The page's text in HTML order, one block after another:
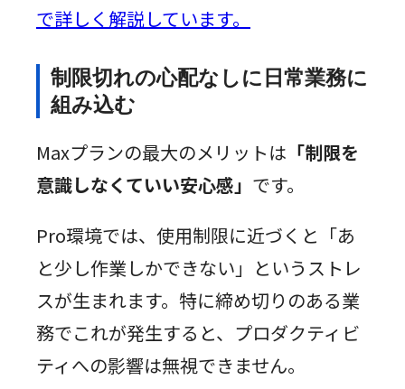
で詳しく解説しています。
制限切れの心配なしに日常業務に
組み込む
Maxプランの最大のメリットは 「制限を
意識しなくていい安心感」 です。
Pro環境では、使用制限に近づくと「あ
と少し作業しかできない」というストレ
スが生まれます。特に締め切りのある業
務でこれが発生すると、プロダクティビ
ティへの影響は無視できません。